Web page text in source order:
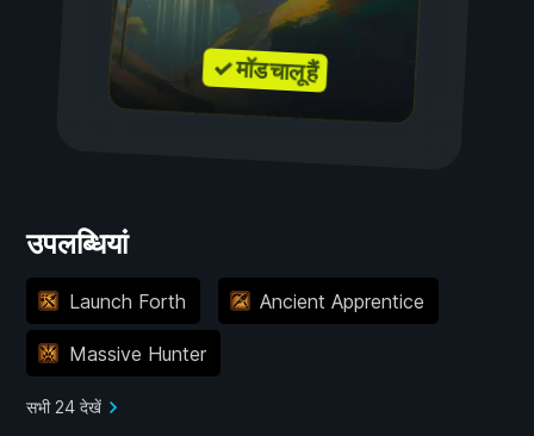
✓ मॉड चालू हैं
उपलब्धियां
Launch Forth Ancient Apprentice
Massive Hunter
सभी 24 देखें